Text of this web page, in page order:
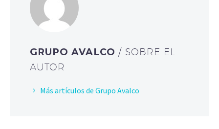
GRUPO AVALCO/ SOBRE EL
AUTOR
Más artículos de Grupo Avalco